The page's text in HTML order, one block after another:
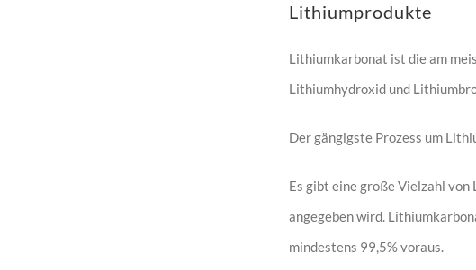
Lithiumprodukte
Lithiumkarbonat ist die am
Lithiumhydroxid und
Der gängigste Prozess um
Es gibt eine große Vielzahl
angegeben wird.
mindestens 99,5% voraus.